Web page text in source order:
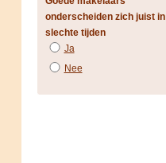
onderscheiden zich juist in
slechte tijden
Ja
Nee